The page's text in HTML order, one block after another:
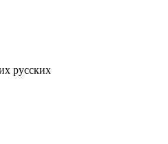
русских